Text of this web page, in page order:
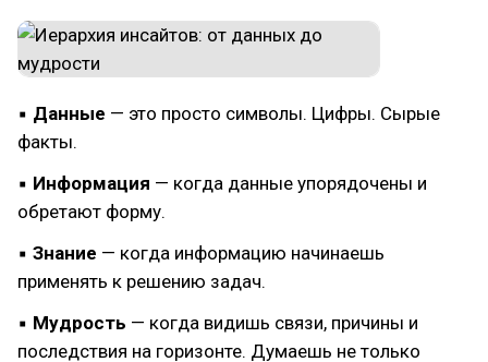
▪ Данные — это просто символы. Цифры. Сырые
факты.
▪ Информация — когда данные упорядочены и
обретают форму.
▪ Знание — когда информацию начинаешь
применять к решению задач.
▪ Мудрость — когда видишь связи, причины и
последствия на горизонте. Думаешь не только